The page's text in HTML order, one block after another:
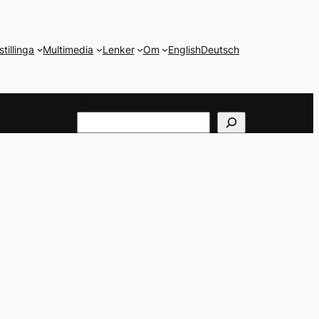
Multimedia Lenker Om EnglishDeutsch